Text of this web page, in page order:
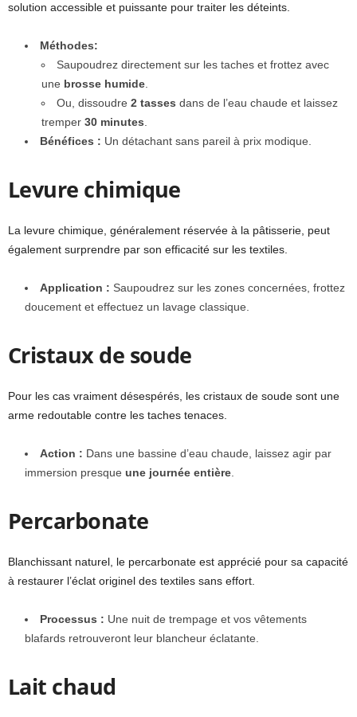
solution accessible et puissante pour traiter les déteints.
Méthodes:
Saupoudrez directement sur les taches et frottez avec
une brosse humide.
Ou, dissoudre 2 tasses dans de l’eau chaude et laissez
tremper 30 minutes.
Bénéfices : Un détachant sans pareil à prix modique.
Levure chimique
La levure chimique, généralement réservée à la pâtisserie, peut
également surprendre par son efficacité sur les textiles.
Application : Saupoudrez sur les zones concernées, frottez
doucement et effectuez un lavage classique.
Cristaux de soude
Pour les cas vraiment désespérés, les cristaux de soude sont une
arme redoutable contre les taches tenaces.
Action : Dans une bassine d’eau chaude, laissez agir par
immersion presque une journée entière.
Percarbonate
Blanchissant naturel, le percarbonate est apprécié pour sa capacité
à restaurer l’éclat originel des textiles sans effort.
Processus : Une nuit de trempage et vos vêtements
blafards retrouveront leur blancheur éclatante.
Lait chaud